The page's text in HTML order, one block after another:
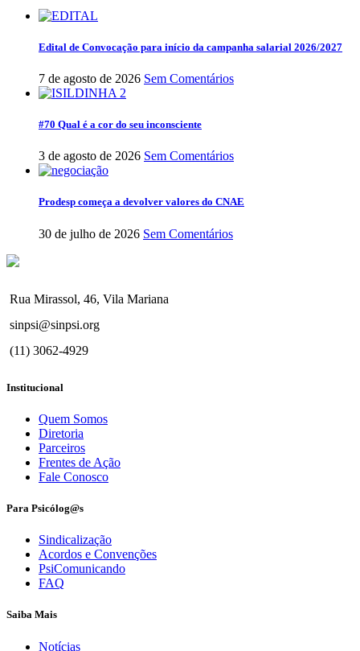
Edital de Convocação para início da campanha salarial 2026/2027
7 de agosto de 2026 Sem Comentários
#70 Qual é a cor do seu inconsciente
3 de agosto de 2026 Sem Comentários
Prodesp começa a devolver valores do CNAE
30 de julho de 2026 Sem Comentários
Rua Mirassol, 46, Vila Mariana
sinpsi@sinpsi.org
(11) 3062-4929
Institucional
Quem Somos
Diretoria
Parceiros
Frentes de Ação
Fale Conosco
Para Psicólog@s
Sindicalização
Acordos e Convenções
PsiComunicando
FAQ
Saiba Mais
Notícias